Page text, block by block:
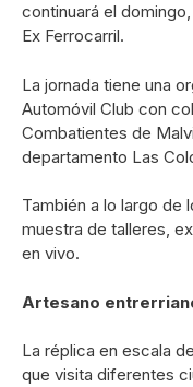
continuará el
Ex Ferrocarril.
La jornada tiene una
Automóvil Club con
Combatientes de
departamento Las
También a lo largo de
muestra de talleres,
en vivo.
Artesano
La réplica en escala
que visita diferentes